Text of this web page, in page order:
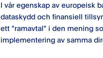
I vår egenskap av europeisk
dataskydd och finansiell
ett "ramavtal" i den mening
implementering av samma